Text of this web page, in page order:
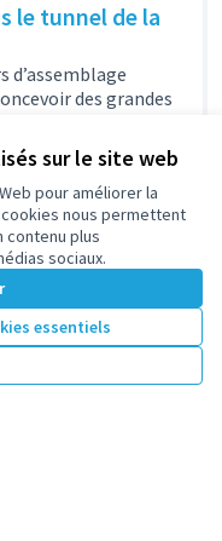
sur le site web
pour améliorer la
nous permettent
contenu plus
sociaux.
essentiels
le tunnel de la
d’assemblage
des grandes
Centre
100